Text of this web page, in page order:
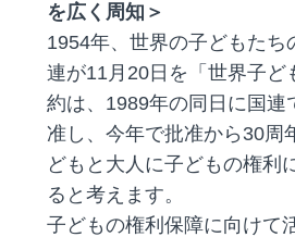
を広く周知＞
1954年、世界の子どもた
連が11月20日を「世界子
約は、1989年の同日に国
准し、今年で批准から30周
どもと大人に子どもの権利
ると考えます。
子どもの権利保障に向けて